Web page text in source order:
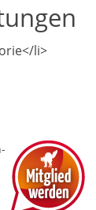
li>